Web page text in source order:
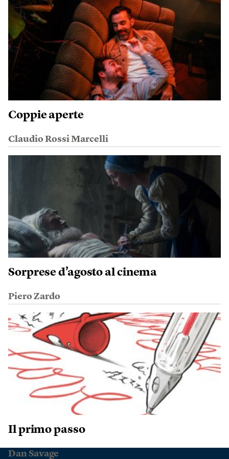
Coppie aperte
Claudio Rossi Marcelli
Sorprese d’agosto al cinema
Piero Zardo
Il primo passo
Dan Savage